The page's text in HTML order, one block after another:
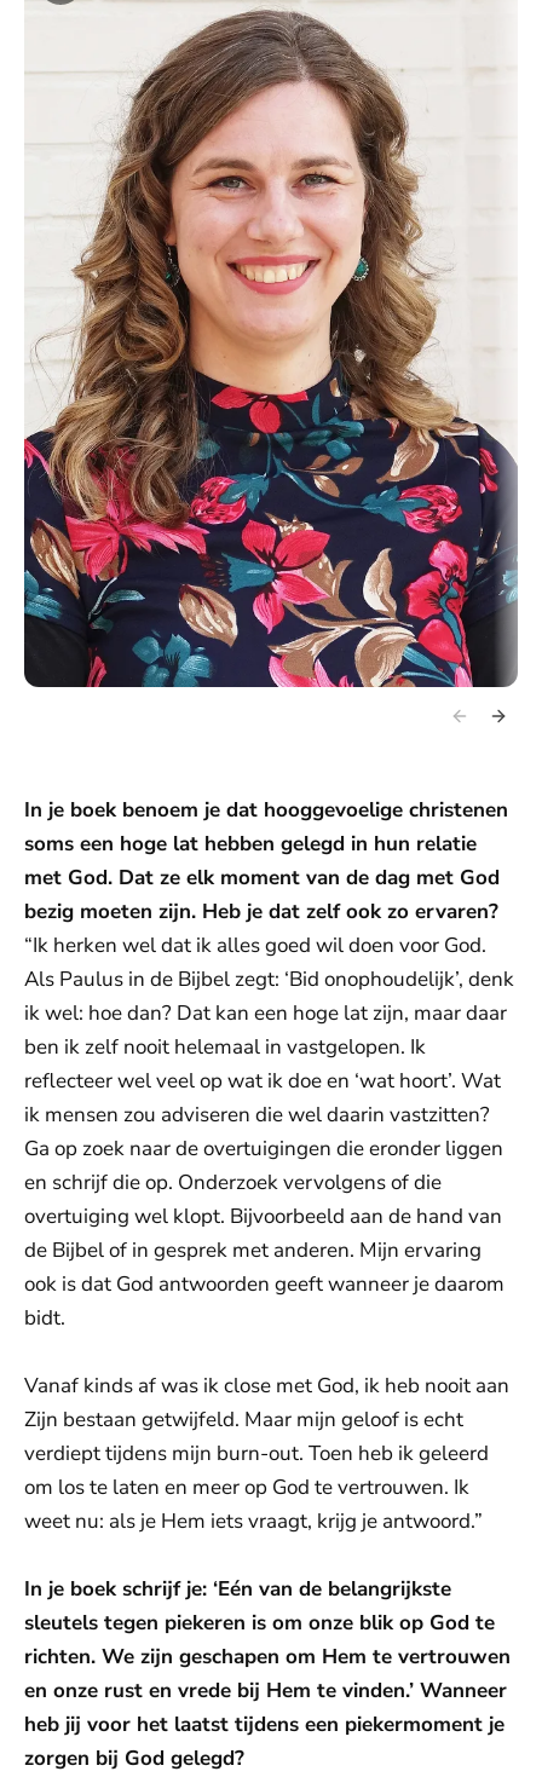
In je boek benoem je dat hooggevoelige christenen
soms een hoge lat hebben gelegd in hun relatie
met God. Dat ze elk moment van de dag met God
bezig moeten zijn. Heb je dat zelf ook zo ervaren?
“Ik herken wel dat ik alles goed wil doen voor God.
Als Paulus in de Bijbel zegt: ‘Bid onophoudelijk’, denk
ik wel: hoe dan? Dat kan een hoge lat zijn, maar daar
ben ik zelf nooit helemaal in vastgelopen. Ik
reflecteer wel veel op wat ik doe en ‘wat hoort’. Wat
ik mensen zou adviseren die wel daarin vastzitten?
Ga op zoek naar de overtuigingen die eronder liggen
en schrijf die op. Onderzoek vervolgens of die
overtuiging wel klopt. Bijvoorbeeld aan de hand van
de Bijbel of in gesprek met anderen. Mijn ervaring
ook is dat God antwoorden geeft wanneer je daarom
bidt.
Vanaf kinds af was ik close met God, ik heb nooit aan
Zijn bestaan getwijfeld. Maar mijn geloof is echt
verdiept tijdens mijn burn-out. Toen heb ik geleerd
om los te laten en meer op God te vertrouwen. Ik
weet nu: als je Hem iets vraagt, krijg je antwoord.”
In je boek schrijf je: ‘Eén van de belangrijkste
sleutels tegen piekeren is om onze blik op God te
richten. We zijn geschapen om Hem te vertrouwen
en onze rust en vrede bij Hem te vinden.’ Wanneer
heb jij voor het laatst tijdens een piekermoment je
zorgen bij God gelegd?